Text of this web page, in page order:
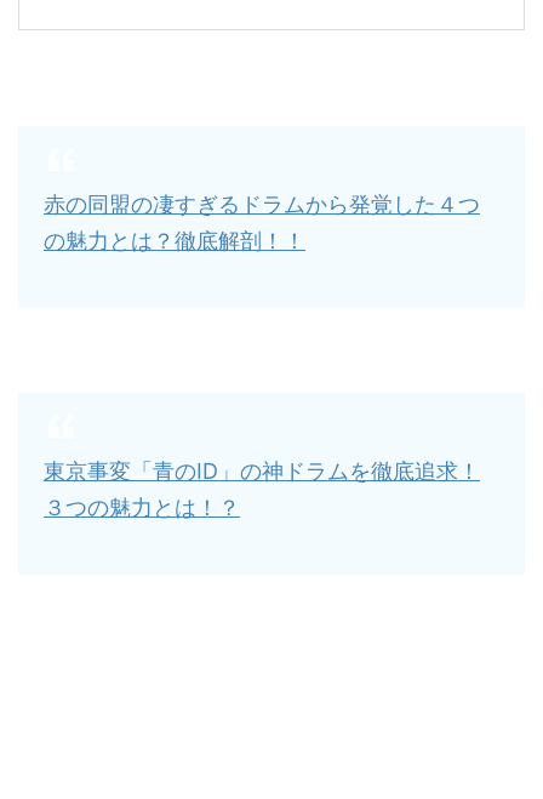
赤の同盟の凄すぎるドラムから発覚した４つ
の魅力とは？徹底解剖！！
東京事変「青のID」の神ドラムを徹底追求！
３つの魅力とは！？